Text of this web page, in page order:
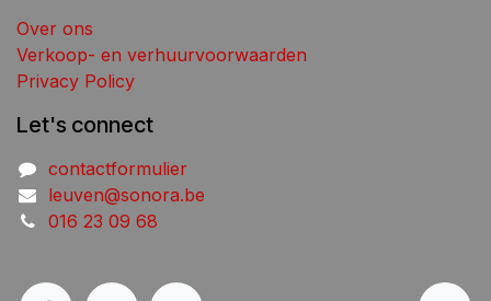
Over ons
Verkoop- en verhuurvoorwaarden
Privacy Policy
Let's connect
contactformulier
leuven@sonora.be
016 23 09 68